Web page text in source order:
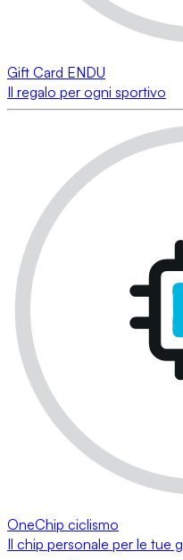
Gift Card ENDU
Il regalo per ogni sportivo
OneChip ciclismo
Il chip personale per le tue